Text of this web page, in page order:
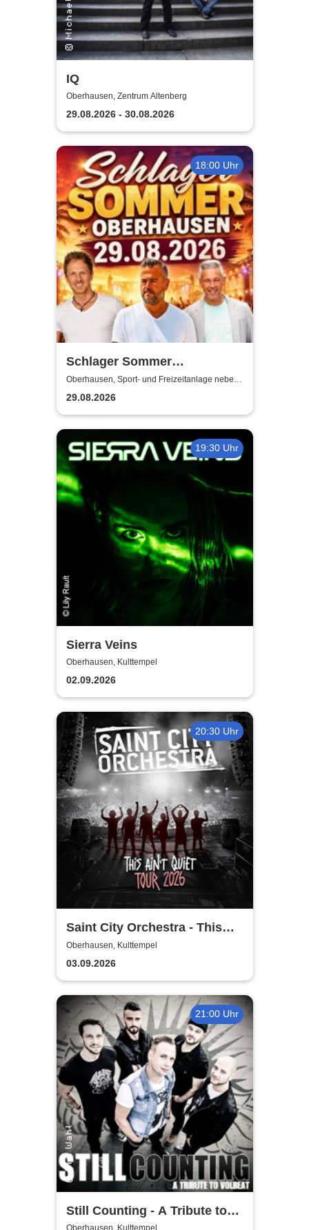
IQ
Oberhausen, Zentrum Altenberg
29.08.2026 - 30.08.2026
18:00 Uhr
Schlager Sommer
Oberhausen 2026 | Sport- und
Freizeitanlage neben dem
Stadion Niederrhein
Oberhausen, Sport- und Freizeitanlage neben
dem Stadion Niederrhein
29.08.2026
19:30 Uhr
Sierra Veins
Oberhausen, Kulttempel
02.09.2026
20:30 Uhr
Saint City Orchestra - This
Ain´t Quiet Tour 2026
Oberhausen, Kulttempel
03.09.2026
21:00 Uhr
Still Counting - A Tribute to